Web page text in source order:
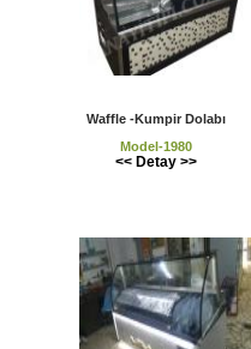
Waffle -Kumpir Dolabı
Model-1980
<< Detay >>